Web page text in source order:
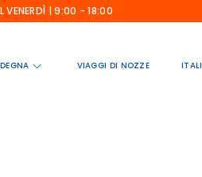
VENERDÌ | 9:00 - 18:00
VIAGGI DI NOZZE